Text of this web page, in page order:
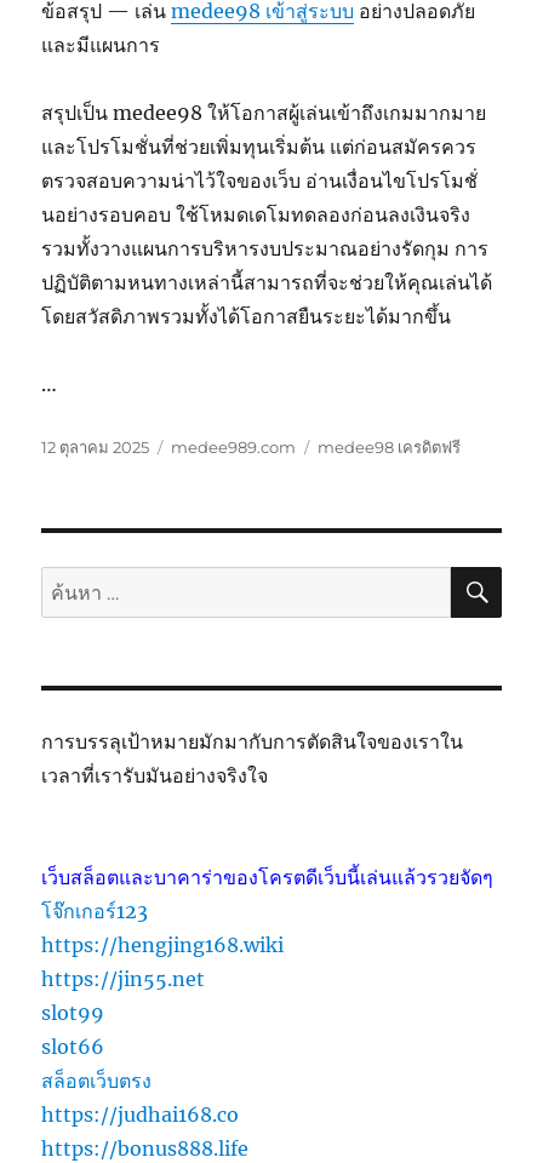
ข้อสรุป — เล่นmedee98 เข้าสู่ระบบ อย่างปลอดภัย
และมีแผนการ
สรุปเป็น medee98 ให้โอกาสผู้เล่นเข้าถึงเกมมากมาย
และโปรโมชั่นที่ช่วยเพิ่มทุนเริ่มต้น แต่ก่อนสมัครควร
ตรวจสอบความน่าไว้ใจของเว็บ อ่านเงื่อนไขโปรโมชั่
นอย่างรอบคอบ ใช้โหมดเดโมทดลองก่อนลงเงินจริง
รวมทั้งวางแผนการบริหารงบประมาณอย่างรัดกุม การ
ปฏิบัติตามหนทางเหล่านี้สามารถที่จะช่วยให้คุณเล่นได้
โดยสวัสดิภาพรวมทั้งได้โอกาสยืนระยะได้มากขึ้น
…
เขียน
12 ตุลาคม 2025
หมวด
medee989.com
ป้าย
medee98 เครดิตฟรี
ค้นหา: ค้น
การบรรลุเป้าหมายมักมากับการตัดสินใจของเราใน
เวลาที่เรารับมันอย่างจริงใจ
เว็บสล็อตและบาคาร่าของโครตดีเว็บนี้เล่นแล้วรวยจัดๆ
โจ๊กเกอร์123
https://hengjing168.wiki
https://jin55.net
slot99
slot66
สล็อตเว็บตรง
https://judhai168.co
https://bonus888.life